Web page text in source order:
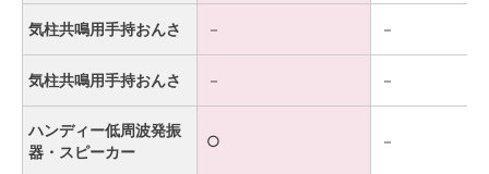
気柱共鳴用手持おんさ － －
気柱共鳴用手持おんさ － －
ハンディー低周波発振
器・スピーカー
○ －